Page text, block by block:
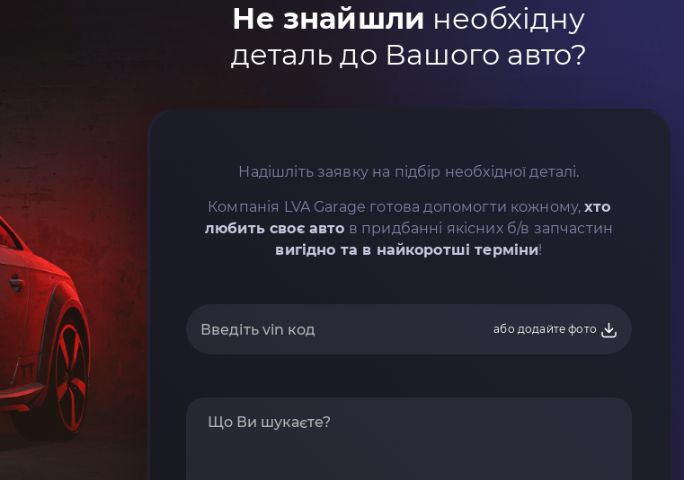
Не знайшли необхідну
деталь до Вашого авто?
Надішліть заявку на підбір необхідної деталі.
Компанія LVA Garage готова допомогти кожному,хто
любить своє авто в придбанні якісних б/в запчастин
вигідно та в найкоротші терміни!
або додайте фото